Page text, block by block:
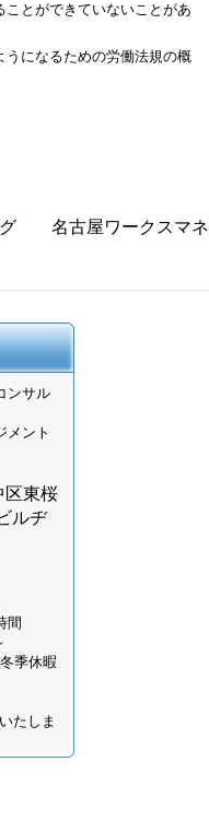
とができていないことがあ
うになるための労働法規の概
グ 名古屋ワークスマネ
ンサル
メント
区東桜
ルヂ
間
季休暇
たしま